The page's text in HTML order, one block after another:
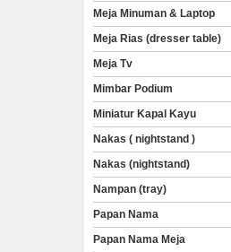
Meja Minuman & Laptop
Meja Rias (dresser table)
Meja Tv
Mimbar Podium
Miniatur Kapal Kayu
Nakas ( nightstand )
Nakas (nightstand)
Nampan (tray)
Papan Nama
Papan Nama Meja